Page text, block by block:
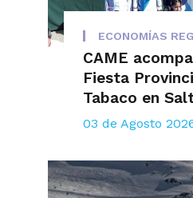
ECONOMÍAS
CAME
Fiesta
Tabaco en
03 de Agosto